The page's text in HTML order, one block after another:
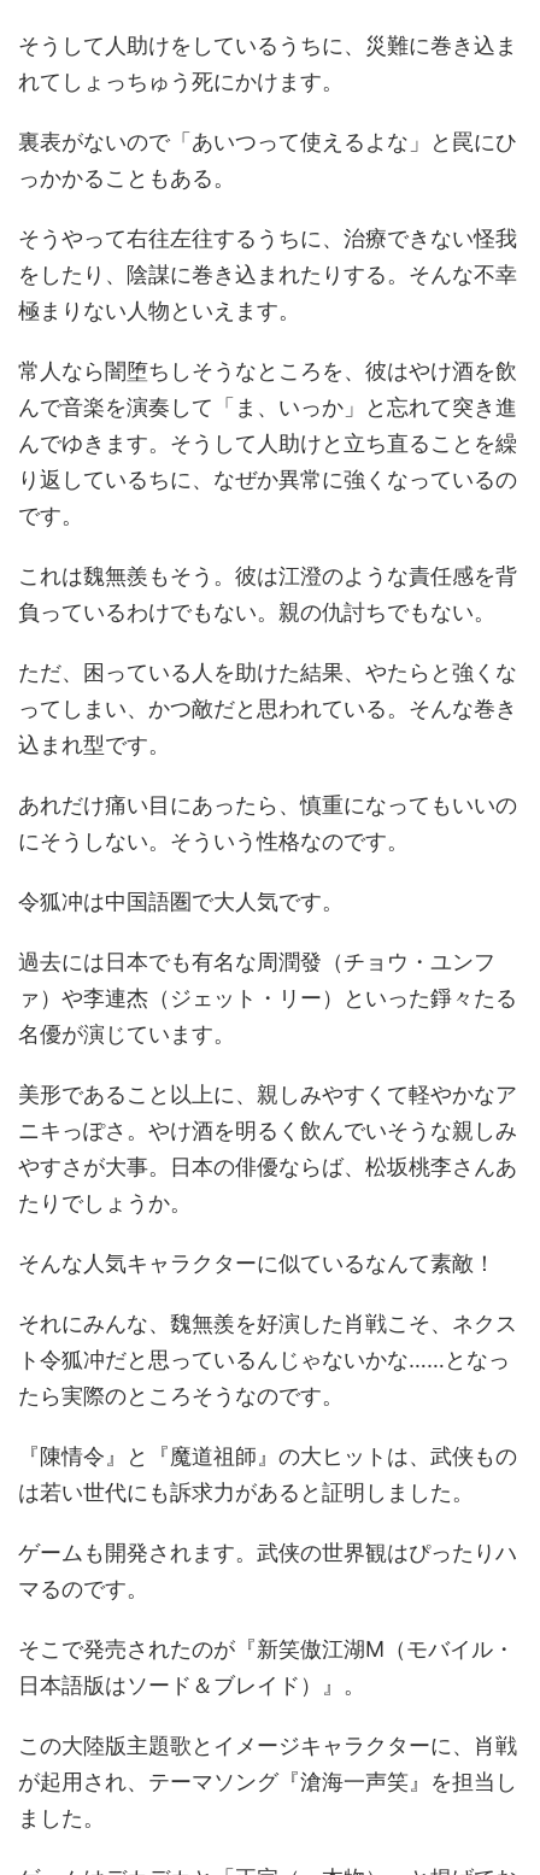
そうして人助けをしているうちに、災難に巻き込ま
れてしょっちゅう死にかけます。
裏表がないので「あいつって使えるよな」と罠にひ
っかかることもある。
そうやって右往左往するうちに、治療できない怪我
をしたり、陰謀に巻き込まれたりする。そんな不幸
極まりない人物といえます。
常人なら闇堕ちしそうなところを、彼はやけ酒を飲
んで音楽を演奏して「ま、いっか」と忘れて突き進
んでゆきます。そうして人助けと立ち直ることを繰
り返しているちに、なぜか異常に強くなっているの
です。
これは魏無羨もそう。彼は江澄のような責任感を背
負っているわけでもない。親の仇討ちでもない。
ただ、困っている人を助けた結果、やたらと強くな
ってしまい、かつ敵だと思われている。そんな巻き
込まれ型です。
あれだけ痛い目にあったら、慎重になってもいいの
にそうしない。そういう性格なのです。
令狐冲は中国語圏で大人気です。
過去には日本でも有名な周潤發（チョウ・ユンフ
ァ）や李連杰（ジェット・リー）といった錚々たる
名優が演じています。
美形であること以上に、親しみやすくて軽やかなア
ニキっぽさ。やけ酒を明るく飲んでいそうな親しみ
やすさが大事。日本の俳優ならば、松坂桃李さんあ
たりでしょうか。
そんな人気キャラクターに似ているなんて素敵！
それにみんな、魏無羨を好演した肖戦こそ、ネクス
ト令狐冲だと思っているんじゃないかな……となっ
たら実際のところそうなのです。
『陳情令』と『魔道祖師』の大ヒットは、武侠もの
は若い世代にも訴求力があると証明しました。
ゲームも開発されます。武侠の世界観はぴったりハ
マるのです。
そこで発売されたのが『新笑傲江湖M（モバイル・
日本語版はソード＆ブレイド）』。
この大陸版主題歌とイメージキャラクターに、肖戦
が起用され、テーマソング『滄海一声笑』を担当し
ました。